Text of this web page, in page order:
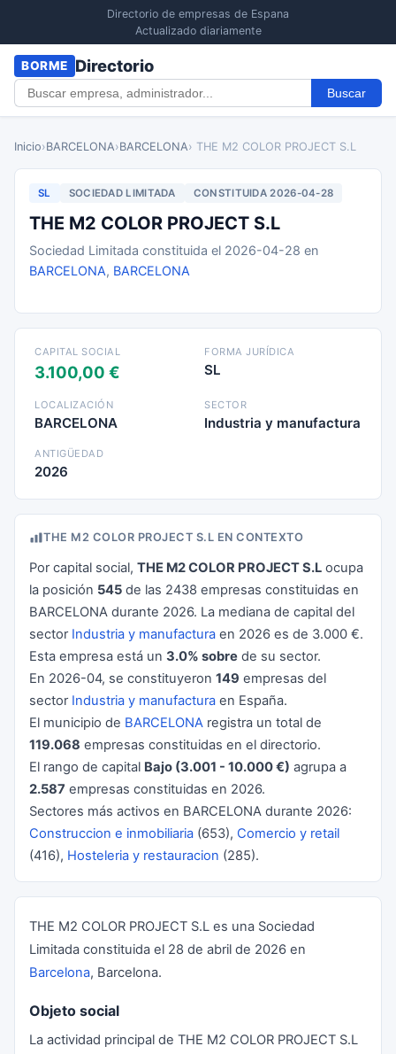
Directorio de empresas de Espana
Actualizado diariamente
BORME Directorio
Buscar
Inicio›BARCELONA›BARCELONA› THE M2 COLOR PROJECT S.L
SL SOCIEDAD LIMITADA CONSTITUIDA 2026-04-28
THE M2 COLOR PROJECT S.L
Sociedad Limitada constituida el 2026-04-28 en
BARCELONA, BARCELONA
CAPITAL SOCIAL
3.100,00 €
FORMA JURÍDICA
SL
LOCALIZACIÓN
BARCELONA
SECTOR
Industria y manufactura
ANTIGÜEDAD
2026
THE M2 COLOR PROJECT S.L EN CONTEXTO
Por capital social, THE M2 COLOR PROJECT S.L ocupa
la posición 545 de las 2438 empresas constituidas en
BARCELONA durante 2026. La mediana de capital del
sector Industria y manufactura en 2026 es de 3.000 €.
Esta empresa está un 3.0% sobre de su sector.
En 2026-04, se constituyeron 149 empresas del
sector Industria y manufactura en España.
El municipio de BARCELONA registra un total de
119.068 empresas constituidas en el directorio.
El rango de capital Bajo (3.001 - 10.000 €) agrupa a
2.587 empresas constituidas en 2026.
Sectores más activos en BARCELONA durante 2026:
Construccion e inmobiliaria (653), Comercio y retail
(416), Hosteleria y restauracion (285).
THE M2 COLOR PROJECT S.L es una Sociedad
Limitada constituida el 28 de abril de 2026 en
Barcelona, Barcelona.
Objeto social
La actividad principal de THE M2 COLOR PROJECT S.L